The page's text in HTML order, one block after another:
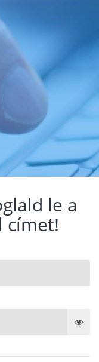
le a
címet!